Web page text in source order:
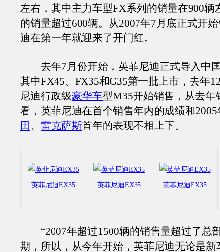
左右，其中主力车型FX系列的销量在900辆
的销量超过600辆。从2007年7月底正式开
迪在第一年就迎来了开门红。
去年7月份开始，英菲尼迪正式导入中
其中FX45、FX35和G35第一批上市，去年
尼迪行政级豪华车型M35开始销售，从去年
看，英菲尼迪在首个销售年内的成绩和2005
田 、 雷克萨斯首年的表现不相上下。
英菲尼迪EX35 英菲尼迪EX35 英菲尼迪EX35
“2007年超过1500辆的销售量超过了总
期，所以，从今年开始，英菲尼迪无论是新